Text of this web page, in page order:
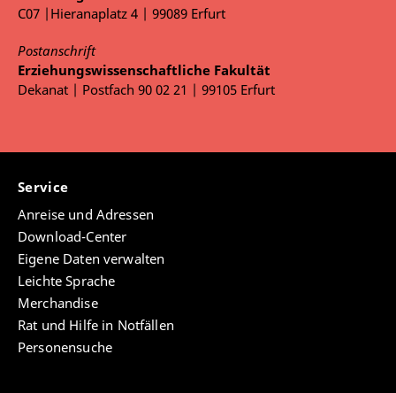
C07 |Hieranaplatz 4 | 99089 Erfurt
Postanschrift
Erziehungswissenschaftliche Fakultät
Dekanat | Postfach 90 02 21 | 99105 Erfurt
Service
Anreise und Adressen
Download-Center
Eigene Daten verwalten
Leichte Sprache
Merchandise
Rat und Hilfe in Notfällen
Personensuche